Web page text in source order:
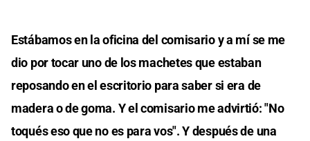
Estábamos en la oficina del comisario y a mí se me
dio por tocar uno de los machetes que estaban
reposando en el escritorio para saber si era de
madera o de goma. Y el comisario me advirtió: "No
toqués eso que no es para vos". Y después de una